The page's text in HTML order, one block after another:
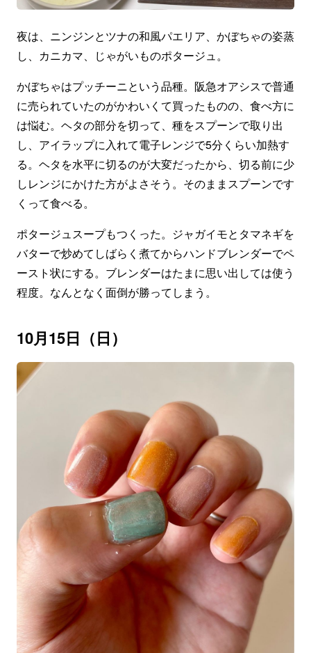
夜は、ニンジンとツナの和風パエリア、かぼちゃの姿蒸
し、カニカマ、じゃがいものポタージュ。
かぼちゃはプッチーニという品種。阪急オアシスで普通
に売られていたのがかわいくて買ったものの、食べ方に
は悩む。ヘタの部分を切って、種をスプーンで取り出
し、アイラップに入れて電子レンジで5分くらい加熱す
る。ヘタを水平に切るのが大変だったから、切る前に少
しレンジにかけた方がよさそう。そのままスプーンです
くって食べる。
ポタージュスープもつくった。ジャガイモとタマネギを
バターで炒めてしばらく煮てからハンドブレンダーでペ
ースト状にする。ブレンダーはたまに思い出しては使う
程度。なんとなく面倒が勝ってしまう。
10月15日（日）